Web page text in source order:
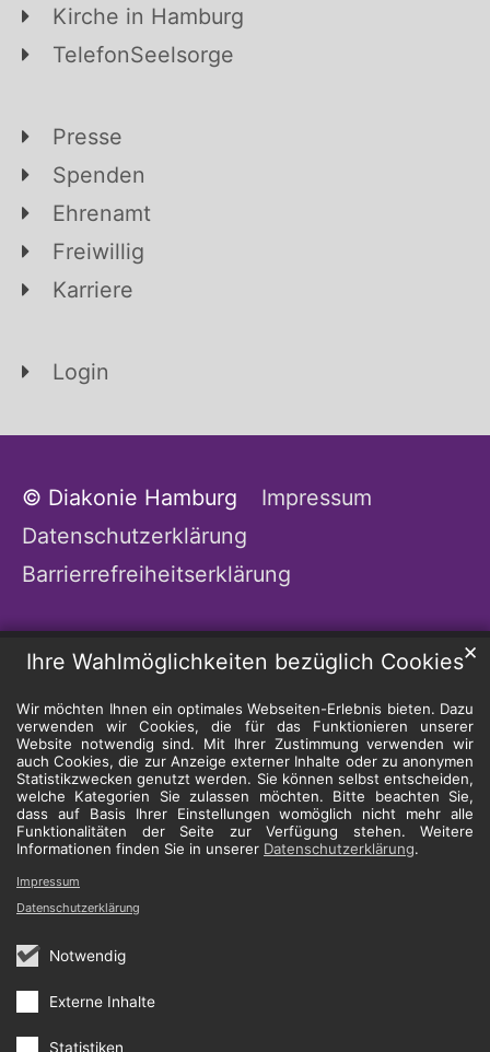
Ihre Wahlmöglichkeiten bezüglich Cookies
Wir möchten Ihnen ein optimales Webseiten-Erlebnis bieten. Dazu
verwenden wir Cookies, die für das Funktionieren unserer
Website notwendig sind. Mit Ihrer Zustimmung verwenden wir
auch Cookies, die zur Anzeige externer Inhalte oder zu anonymen
Statistikzwecken genutzt werden. Sie können selbst entscheiden,
welche Kategorien Sie zulassen möchten. Bitte beachten Sie,
dass auf Basis Ihrer Einstellungen womöglich nicht mehr alle
Funktionalitäten der Seite zur Verfügung stehen. Weitere
Informationen finden Sie in unserer Datenschutzerklärung.
Notwendig
Externe Inhalte
Statistiken
✕
Impressum
Datenschutzerklärung
Kirche in Hamburg
TelefonSeelsorge
Presse
Spenden
Ehrenamt
Freiwillig
Karriere
Login
© Diakonie Hamburg
Impressum
Datenschutzerklärung
Barrierrefreiheitserklärung